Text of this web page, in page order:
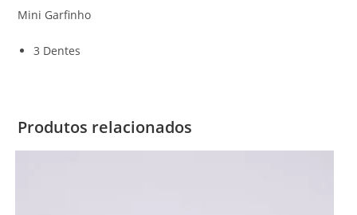
Mini Garfinho
3 Dentes
Produtos relacionados